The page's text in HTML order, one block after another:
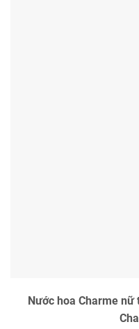
Nước hoa Charme